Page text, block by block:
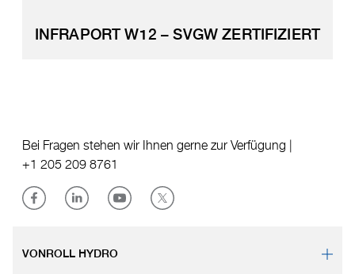
INFRAPORT W12 – SVGW ZERTIFIZIERT
Bei Fragen stehen wir Ihnen gerne zur Verfügung |
+1 205 209 8761
VONROLL HYDRO